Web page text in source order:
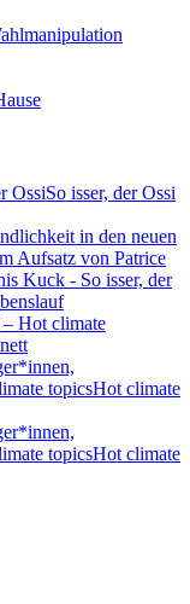
OssiSo isser, der Ossi
in den neuen
Aufsatz von Patrice
Kuck - So isser, der
Hot climate
topicsHot climate
topicsHot climate